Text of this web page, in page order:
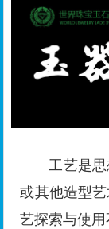
工艺是
或其他造型
艺探索与使用